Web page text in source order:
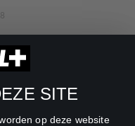
SITE
op deze website